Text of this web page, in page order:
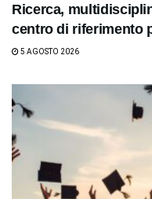
Ricerca,
centro di riferimento
5 AGOSTO 2026